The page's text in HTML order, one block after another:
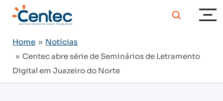
Home » Notícias
» Centec abre série de Seminários de Letramento
Digital em Juazeiro do Norte